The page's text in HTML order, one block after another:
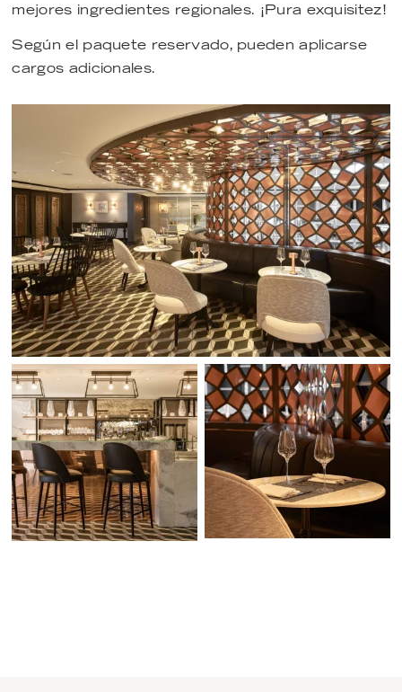
mejores ingredientes regionales. ¡Pura exquisitez!
Según el paquete reservado, pueden aplicarse
cargos adicionales.